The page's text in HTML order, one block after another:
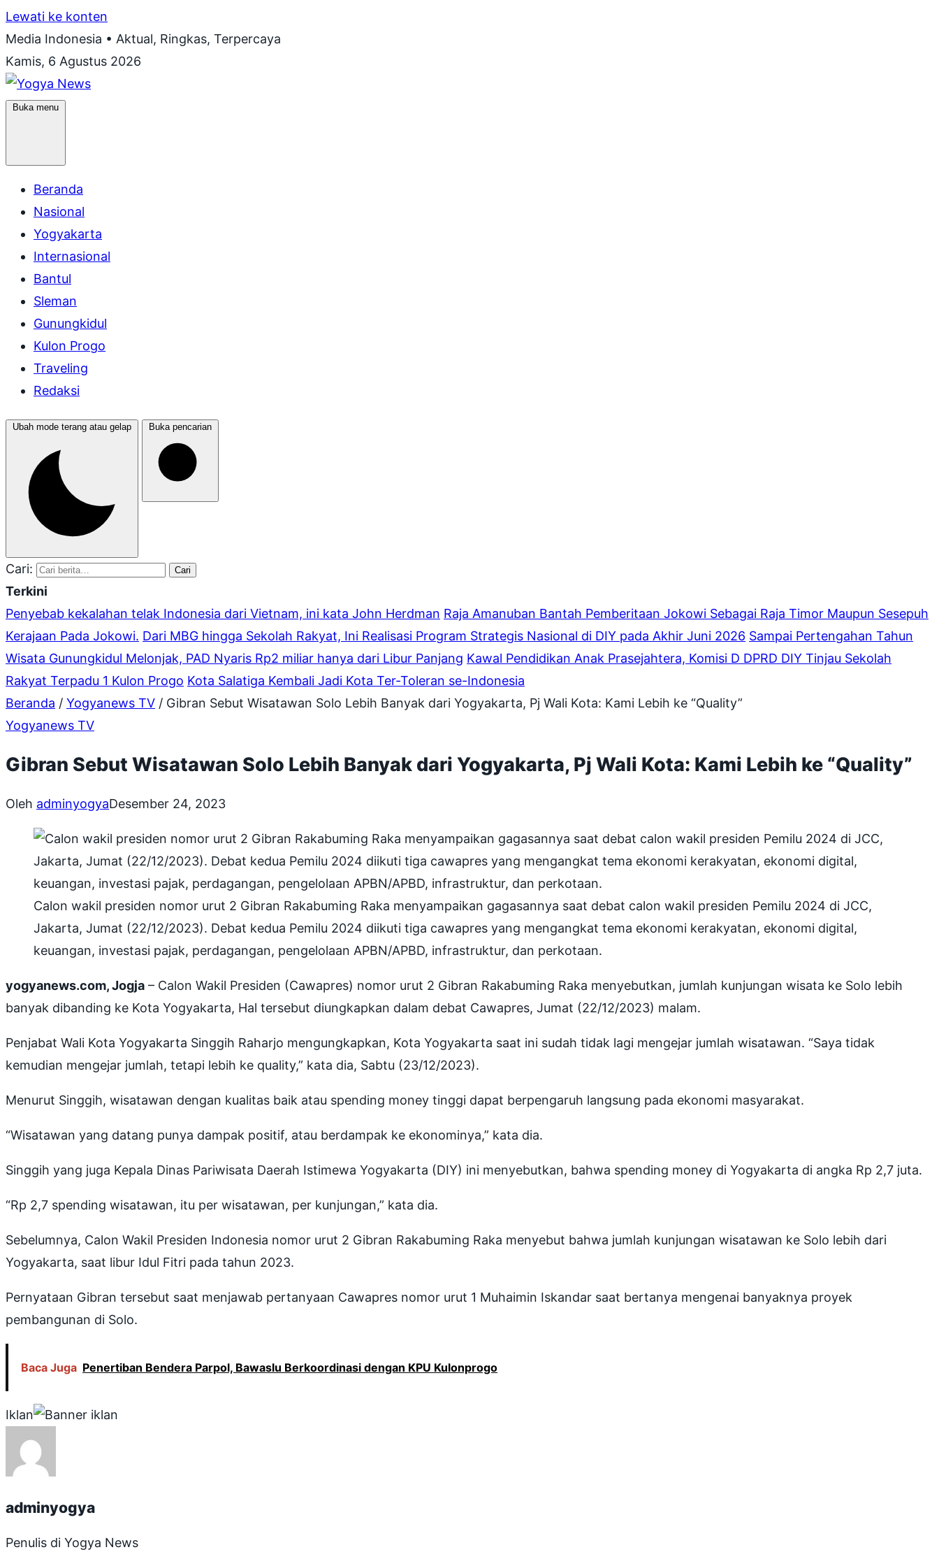
Lewati ke konten
Media Indonesia • Aktual, Ringkas, Terpercaya
Kamis, 6 Agustus 2026
Buka menu
Beranda
Nasional
Yogyakarta
Internasional
Bantul
Sleman
Gunungkidul
Kulon Progo
Traveling
Redaksi
Ubah mode terang atau gelap Buka pencarian
Cari: Cari
Terkini
Penyebab kekalahan telak Indonesia dari Vietnam, ini kata John Herdman Raja Amanuban Bantah Pemberitaan Jokowi Sebagai Raja Timor Maupun Sesepuh
Kerajaan Pada Jokowi. Dari MBG hingga Sekolah Rakyat, Ini Realisasi Program Strategis Nasional di DIY pada Akhir Juni 2026 Sampai Pertengahan Tahun
Wisata Gunungkidul Melonjak, PAD Nyaris Rp2 miliar hanya dari Libur Panjang Kawal Pendidikan Anak Prasejahtera, Komisi D DPRD DIY Tinjau Sekolah
Rakyat Terpadu 1 Kulon Progo Kota Salatiga Kembali Jadi Kota Ter-Toleran se-Indonesia
Beranda / Yogyanews TV / Gibran Sebut Wisatawan Solo Lebih Banyak dari Yogyakarta, Pj Wali Kota: Kami Lebih ke “Quality”
Yogyanews TV
Gibran Sebut Wisatawan Solo Lebih Banyak dari Yogyakarta, Pj Wali Kota: Kami Lebih ke “Quality”
Oleh adminyogyaDesember 24, 2023
Calon wakil presiden nomor urut 2 Gibran Rakabuming Raka menyampaikan gagasannya saat debat calon wakil presiden Pemilu 2024 di JCC,
Jakarta, Jumat (22/12/2023). Debat kedua Pemilu 2024 diikuti tiga cawapres yang mengangkat tema ekonomi kerakyatan, ekonomi digital,
keuangan, investasi pajak, perdagangan, pengelolaan APBN/APBD, infrastruktur, dan perkotaan.
yogyanews.com, Jogja – Calon Wakil Presiden (Cawapres) nomor urut 2 Gibran Rakabuming Raka menyebutkan, jumlah kunjungan wisata ke Solo lebih
banyak dibanding ke Kota Yogyakarta, Hal tersebut diungkapkan dalam debat Cawapres, Jumat (22/12/2023) malam.
Penjabat Wali Kota Yogyakarta Singgih Raharjo mengungkapkan, Kota Yogyakarta saat ini sudah tidak lagi mengejar jumlah wisatawan. “Saya tidak
kemudian mengejar jumlah, tetapi lebih ke quality,” kata dia, Sabtu (23/12/2023).
Menurut Singgih, wisatawan dengan kualitas baik atau spending money tinggi dapat berpengaruh langsung pada ekonomi masyarakat.
“Wisatawan yang datang punya dampak positif, atau berdampak ke ekonominya,” kata dia.
Singgih yang juga Kepala Dinas Pariwisata Daerah Istimewa Yogyakarta (DIY) ini menyebutkan, bahwa spending money di Yogyakarta di angka Rp 2,7 juta.
“Rp 2,7 spending wisatawan, itu per wisatawan, per kunjungan,” kata dia.
Sebelumnya, Calon Wakil Presiden Indonesia nomor urut 2 Gibran Rakabuming Raka menyebut bahwa jumlah kunjungan wisatawan ke Solo lebih dari
Yogyakarta, saat libur Idul Fitri pada tahun 2023.
Pernyataan Gibran tersebut saat menjawab pertanyaan Cawapres nomor urut 1 Muhaimin Iskandar saat bertanya mengenai banyaknya proyek
pembangunan di Solo.
Baca Juga Penertiban Bendera Parpol, Bawaslu Berkoordinasi dengan KPU Kulonprogo
Iklan
adminyogya
Penulis di Yogya News